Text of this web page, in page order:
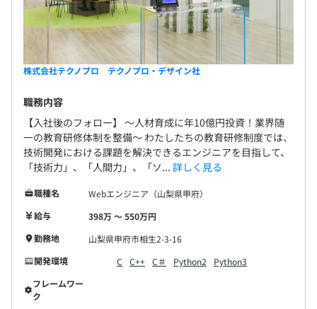
【その他】
・退職金制度(確定拠出年金制度)
・慶弔見舞金制度
・社内クラブサークル活動支援
・健康保険組合
・財形貯蓄制度
・定年再雇用
・福利厚生サービス「ベネフィット・ステーション」
・総合福祉団体定期保険
【昇給】年1回
社会保険完備 (健康保険、厚生年金、雇用保険、労災保
険、介護保険)
株式会社テクノプロ テクノプロ・デザイン社
職務内容
【入社後のフォロー】 〜人材育成に年10億円投資！業界随
一の教育研修体制を整備〜 わたしたちの教育研修制度では、
技術開発における課題を解決できるエンジニアを目指して、
「技術力」、「人間力」、「ソ... 詳しく見る
職種名
Webエンジニア（山梨県甲府）
給与
398万 〜 550万円
勤務地
山梨県甲府市相生2-3-16
開発環境
C C++ C＃ Python2
Python3
フレームワー
ク